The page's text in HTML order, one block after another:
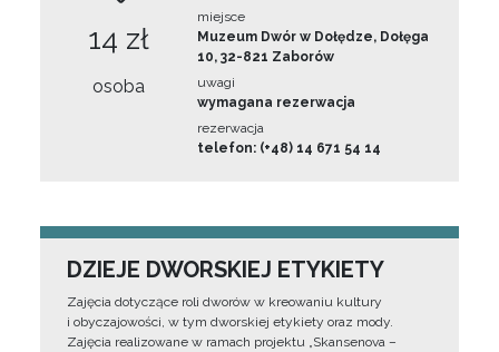
14 zł
osoba
miejsce
Muzeum Dwór w Dołędze, Dołęga
10, 32-821 Zaborów
uwagi
wymagana rezerwacja
rezerwacja
telefon: (+48) 14 671 54 14
DZIEJE DWORSKIEJ ETYKIETY
Zajęcia dotyczące roli dworów w kreowaniu kultury
i obyczajowości, w tym dworskiej etykiety oraz mody.
Zajęcia realizowane w ramach projektu „Skansenova –